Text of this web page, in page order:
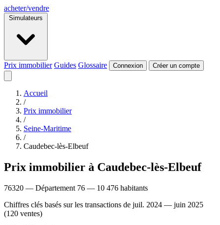
acheter/vendre
Simulateurs
Prix immobilier Guides Glossaire Connexion Créer un compte
Accueil
/
Prix immobilier
/
Seine-Maritime
/
Caudebec-lès-Elbeuf
Prix immobilier à Caudebec-lès-Elbeuf
76320 — Département 76 — 10 476 habitants
Chiffres clés basés sur les transactions de juil. 2024 — juin 2025
(120 ventes)